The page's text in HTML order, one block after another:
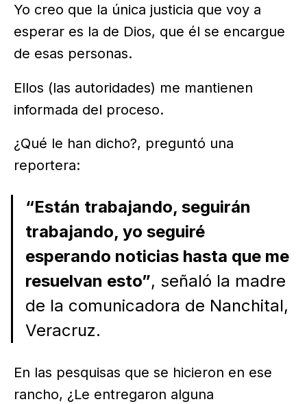
Yo creo que la única justicia que voy a
esperar es la de Dios, que él se encargue
de esas personas.
Ellos (las autoridades) me mantienen
informada del proceso.
¿Qué le han dicho?, preguntó una
reportera:
“Están trabajando, seguirán
trabajando, yo seguiré
esperando noticias hasta que me
resuelvan esto”, señaló la madre
de la comunicadora de Nanchital,
Veracruz.
En las pesquisas que se hicieron en ese
rancho, ¿Le entregaron alguna